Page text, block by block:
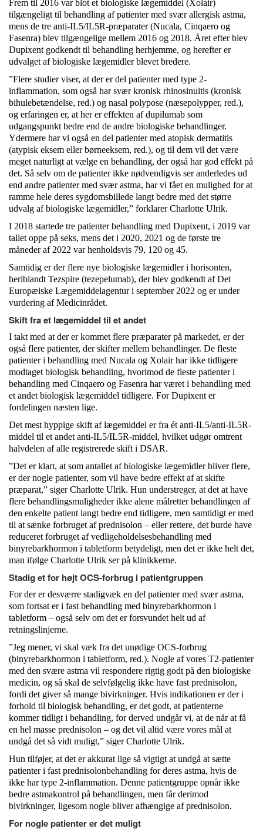
Frem til 2016 var blot et biologiske lægemiddel (Xolair)
tilgængeligt til behandling af patienter med svær allergisk astma,
mens de tre anti-IL5/IL5R-præparater (Nucala, Cinqaero og
Fasenra) blev tilgængelige mellem 2016 og 2018. Året efter blev
Dupixent godkendt til behandling herhjemme, og herefter er
udvalget af biologiske lægemidler blevet bredere.
”Flere studier viser, at der er del patienter med type 2-
inflammation, som også har svær kronisk rhinosinuitis (kronisk
bihulebetændelse, red.) og nasal polypose (næsepolypper, red.),
og erfaringen er, at her er effekten af dupilumab som
udgangspunkt bedre end de andre biologiske behandlinger.
Ydermere har vi også en del patienter med atopisk dermatitis
(atypisk eksem eller børneeksem, red.), og til dem vil det være
meget naturligt at vælge en behandling, der også har god effekt på
det. Så selv om de patienter ikke nødvendigvis ser anderledes ud
end andre patienter med svær astma, har vi fået en mulighed for at
ramme hele deres sygdomsbillede langt bedre med det større
udvalg af biologiske lægemidler,” forklarer Charlotte Ulrik.
I 2018 startede tre patienter behandling med Dupixent, i 2019 var
tallet oppe på seks, mens det i 2020, 2021 og de første tre
måneder af 2022 var henholdsvis 79, 120 og 45.
Samtidig er der flere nye biologiske lægemidler i horisonten,
heriblandt Tezspire (tezepelumab), der blev godkendt af Det
Europæiske Lægemiddelagentur i september 2022 og er under
vurdering af Medicinrådet.
Skift fra et lægemiddel til et andet
I takt med at der er kommet flere præparater på markedet, er der
også flere patienter, der skifter mellem behandlinger. De fleste
patienter i behandling med Nucala og Xolair har ikke tidligere
modtaget biologisk behandling, hvorimod de fleste patienter i
behandling med Cinqaero og Fasenra har været i behandling med
et andet biologisk lægemiddel tidligere. For Dupixent er
fordelingen næsten lige.
Det mest hyppige skift af lægemiddel er fra ét anti-IL5/anti-IL5R-
middel til et andet anti-IL5/IL5R-middel, hvilket udgør omtrent
halvdelen af alle registrerede skift i DSAR.
”Det er klart, at som antallet af biologiske lægemidler bliver flere,
er der nogle patienter, som vil have bedre effekt af at skifte
præparat,” siger Charlotte Ulrik. Hun understreger, at det at have
flere behandlingsmuligheder ikke alene målretter behandlingen af
den enkelte patient langt bedre end tidligere, men samtidigt er med
til at sænke forbruget af prednisolon – eller rettere, det burde have
reduceret forbruget af vedligeholdelsesbehandling med
binyrebarkhormon i tabletform betydeligt, men det er ikke helt det,
man ifølge Charlotte Ulrik ser på klinikkerne.
Stadig et for højt OCS-forbrug i patientgruppen
For der er desværre stadigvæk en del patienter med svær astma,
som fortsat er i fast behandling med binyrebarkhormon i
tabletform – også selv om det er forsvundet helt ud af
retningslinjerne.
”Jeg mener, vi skal væk fra det unødige OCS-forbrug
(binyrebarkhormon i tabletform, red.). Nogle af vores T2-patienter
med den svære astma vil respondere rigtig godt på den biologiske
medicin, og så skal de selvfølgelig ikke have fast prednisolon,
fordi det giver så mange bivirkninger. Hvis indikationen er der i
forhold til biologisk behandling, er det godt, at patienterne
kommer tidligt i behandling, for derved undgår vi, at de når at få
en hel masse prednisolon – og det vil altid være vores mål at
undgå det så vidt muligt,” siger Charlotte Ulrik.
Hun tilføjer, at det er akkurat lige så vigtigt at undgå at sætte
patienter i fast prednisolonbehandling for deres astma, hvis de
ikke har type 2-inflammation. Denne patientgruppe opnår ikke
bedre astmakontrol på behandlingen, men får derimod
bivirkninger, ligesom nogle bliver afhængige af prednisolon.
For nogle patienter er det muligt